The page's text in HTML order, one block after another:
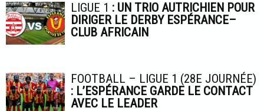
LIGUE 1 : UN TRIO AUTRICHIEN POUR
DIRIGER LE DERBY ESPÉRANCE–
CLUB AFRICAIN
FOOTBALL – LIGUE 1 (28E JOURNÉE)
: L’ESPÉRANCE GARDE LE CONTACT
AVEC LE LEADER